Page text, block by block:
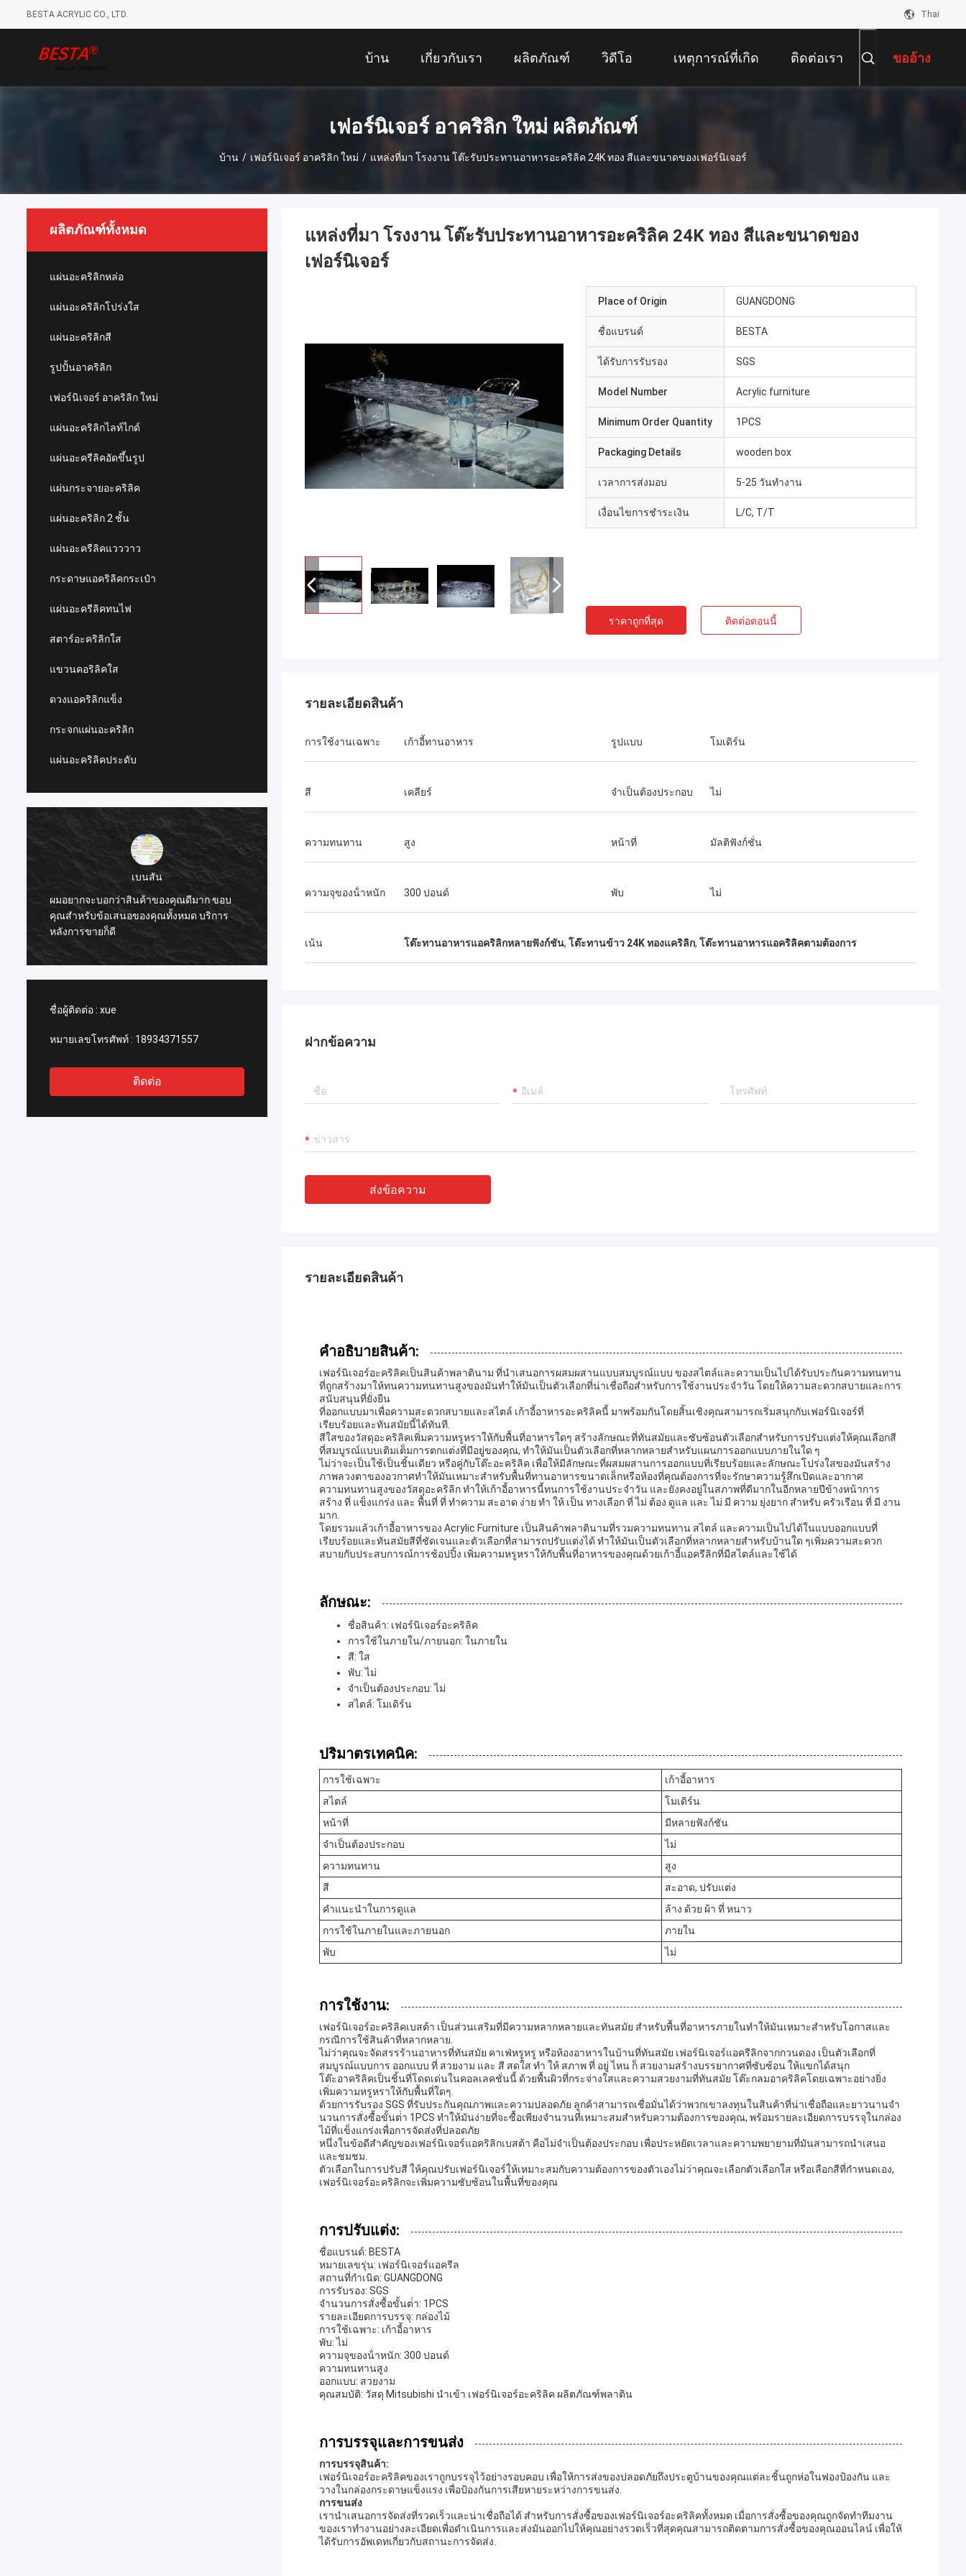
BESTA ACRYLIC CO., LTD. Thai
บ้าน เกี่ยวกับเรา ผลิตภัณฑ์ วิดีโอ เหตุการณ์ที่เกิด ติดต่อเรา ขออ้าง
เฟอร์นิเจอร์ อาคริลิก ใหม่ ผลิตภัณฑ์
บ้าน / เฟอร์นิเจอร์ อาคริลิก ใหม่ / แหล่งที่มา โรงงาน โต๊ะรับประทานอาหารอะคริลิค 24K ทอง สีและขนาดของเฟอร์นิเจอร์
ผลิตภัณฑ์ทั้งหมด
แผ่นอะคริลิกหล่อ
แผ่นอะคริลิกโปร่งใส
แผ่นอะคริลิกสี
รูปปั้นอาคริลิก
เฟอร์นิเจอร์ อาคริลิก ใหม่
แผ่นอะคริลิกไลท์ไกด์
แผ่นอะครีลิคอัดขึ้นรูป
แผ่นกระจายอะคริลิค
แผ่นอะคริลิก 2 ชั้น
แผ่นอะครีลิคแวววาว
กระดาษแอคริลิคกระเป๋า
แผ่นอะครีลิคทนไฟ
สตาร์อะคริลิกใส
แขวนคอริลิคใส
ดวงแอคริลิกแข็ง
กระจกแผ่นอะคริลิก
แผ่นอะคริลิคประดับ
เบนสัน
ผมอยากจะบอกว่าสินค้าของคุณดีมาก ขอบ
คุณสําหรับข้อเสนอของคุณทั้งหมด บริการ
หลังการขายก็ดี
ผมอยากจะบอกว่าสินค้าของคุณดีมาก ขอบ
คุณสําหรับข้อเสนอของคุณทั้งหมด บริการ
ชื่อผู้ติดต่อ : xue
หมายเลขโทรศัพท์ : 18934371557
ติดต่อ
แหล่งที่มา โรงงาน โต๊ะรับประทานอาหารอะคริลิค 24K ทอง สีและขนาดของ
เฟอร์นิเจอร์
Place of Origin GUANGDONG
ชื่อแบรนด์ BESTA
ได้รับการรับรอง SGS
Model Number Acrylic furniture
Minimum Order Quantity 1PCS
Packaging Details wooden box
เวลาการส่งมอบ 5-25 วันทำงาน
เงื่อนไขการชำระเงิน L/C, T/T
ราคาถูกที่สุด ติดต่อตอนนี้
รายละเอียดสินค้า
การใช้งานเฉพาะ เก้าอี้ทานอาหาร รูปแบบ โมเดิร์น
สี เคลียร์ จำเป็นต้องประกอบ ไม่
ความทนทาน สูง หน้าที่ มัลติฟังก์ชั่น
ความจุของน้ําหนัก 300 ปอนด์ พับ ไม่
เน้น โต๊ะทานอาหารแอคริลิกหลายฟังก์ชัน, โต๊ะทานข้าว 24K ทองแคริลิก, โต๊ะทานอาหารแอคริลิคตามต้องการ
ฝากข้อความ
ส่งข้อความ
รายละเอียดสินค้า
คําอธิบายสินค้า:
เฟอร์นิเจอร์อะคริลิคเป็นสินค้าพลาตินาม ที่นําเสนอการผสมผสานแบบสมบูรณ์แบบ ของสไตล์และความเป็นไปได้รับประกันความทนทาน
ที่ถูกสร้างมาให้ทนความทนทานสูงของมันทําให้มันเป็นตัวเลือกที่น่าเชื่อถือสําหรับการใช้งานประจําวัน โดยให้ความสะดวกสบายและการ
สนับสนุนที่ยั่งยืน
ที่ออกแบบมาเพื่อความสะดวกสบายและสไตล์ เก้าอี้อาหารอะคริลิคนี้ มาพร้อมกันโดยสิ้นเชิงคุณสามารถเริ่มสนุกกับเฟอร์นิเจอร์ที่
เรียบร้อยและทันสมัยนี้ได้ทันที.
สีใสของวัสดุอะคริลิคเพิ่มความหรูหราให้กับพื้นที่อาหารใดๆ สร้างลักษณะที่ทันสมัยและซับซ้อนตัวเลือกสําหรับการปรับแต่งให้คุณเลือกสี
ที่สมบูรณ์แบบเติมเต็มการตกแต่งที่มีอยู่ของคุณ, ทําให้มันเป็นตัวเลือกที่หลากหลายสําหรับแผนการออกแบบภายในใด ๆ
ไม่ว่าจะเป็นใช้เป็นชิ้นเดียว หรือคู่กับโต๊ะอะคริลิค เพื่อให้มีลักษณะที่ผสมผสานการออกแบบที่เรียบร้อยและลักษณะโปร่งใสของมันสร้าง
ภาพลวงตาของอวกาศทําให้มันเหมาะสําหรับพื้นที่ทานอาหารขนาดเล็กหรือห้องที่คุณต้องการที่จะรักษาความรู้สึกเปิดและอากาศ
ความทนทานสูงของวัสดุอะคริลิก ทําให้เก้าอี้อาหารนี้ทนการใช้งานประจําวัน และยังคงอยู่ในสภาพที่ดีมากในอีกหลายปีข้างหน้าการ
สร้าง ที่ แข็งแกร่ง และ พื้นที่ ที่ ทําความ สะอาด ง่าย ทํา ให้ เป็น ทางเลือก ที่ ไม่ ต้อง ดูแล และ ไม่ มี ความ ยุ่งยาก สําหรับ ครัวเรือน ที่ มี งาน
มาก.
โดยรวมแล้วเก้าอี้อาหารของ Acrylic Furniture เป็นสินค้าพลาตินามที่รวมความทนทาน สไตล์ และความเป็นไปได้ในแบบออกแบบที่
เรียบร้อยและทันสมัยสีที่ชัดเจนและตัวเลือกที่สามารถปรับแต่งได้ ทําให้มันเป็นตัวเลือกที่หลากหลายสําหรับบ้านใด ๆเพิ่มความสะดวก
สบายกับประสบการณ์การช้อปปิ้ง เพิ่มความหรูหราให้กับพื้นที่อาหารของคุณด้วยเก้าอี้แอครีลิกที่มีสไตล์และใช้ได้
ลักษณะ:
ชื่อสินค้า: เฟอร์นิเจอร์อะคริลิค
การใช้ในภายใน/ภายนอก: ในภายใน
สี: ใส
พับ: ไม่
จําเป็นต้องประกอบ: ไม่
สไตล์: โมเดิร์น
ปริมาตรเทคนิค:
การใช้เฉพาะ
เก้าอี้อาหาร
สไตล์
โมเดิร์น
หน้าที่
มีหลายฟังก์ชัน
จําเป็นต้องประกอบ
ไม่
ความทนทาน
สูง
สี
สะอาด, ปรับแต่ง
คําแนะนําในการดูแล
ล้าง ด้วย ผ้า ที่ หนาว
การใช้ในภายในและภายนอก
ภายใน
พับ
ไม่
การใช้งาน:
เฟอร์นิเจอร์อะคริลิคเบสต้า เป็นส่วนเสริมที่มีความหลากหลายและทันสมัย สําหรับพื้นที่อาหารภายในทําให้มันเหมาะสําหรับโอกาสและ
กรณีการใช้สินค้าที่หลากหลาย.
ไม่ว่าคุณจะจัดสรรร้านอาหารที่ทันสมัย คาเฟ่หรูหรู หรือห้องอาหารในบ้านที่ทันสมัย เฟอร์นิเจอร์แอครีลิกจากกวนดอง เป็นตัวเลือกที่
สมบูรณ์แบบการ ออกแบบ ที่ สวยงาม และ สี สดใส ทํา ให้ สภาพ ที่ อยู่ ไหน ก็ สวยงามสร้างบรรยากาศที่ซับซ้อน ให้แขกได้สนุก
โต๊ะอาคริลิคเป็นชิ้นที่โดดเด่นในคอลเลคชั่นนี้ ด้วยพื้นผิวที่กระจ่างใสและความสวยงามที่ทันสมัย โต๊ะกลมอาคริลิคโดยเฉพาะอย่างยิ่ง
เพิ่มความหรูหราให้กับพื้นที่ใดๆ.
ด้วยการรับรอง SGS ที่รับประกันคุณภาพและความปลอดภัย ลูกค้าสามารถเชื่อมั่นได้ว่าพวกเขาลงทุนในสินค้าที่น่าเชื่อถือและยาวนานจํา
นวนการสั่งซื้อขั้นต่ํา 1PCS ทําให้มันง่ายที่จะซื้อเพียงจํานวนที่เหมาะสมสําหรับความต้องการของคุณ, พร้อมรายละเอียดการบรรจุในกล่อง
ไม้ที่แข็งแกร่งเพื่อการจัดส่งที่ปลอดภัย
หนึ่งในข้อดีสําคัญของเฟอร์นิเจอร์แอคริลิกเบสต้า คือไม่จําเป็นต้องประกอบ เพื่อประหยัดเวลาและความพยายามที่มันสามารถนําเสนอ
และชมชม.
ตัวเลือกในการปรับสี ให้คุณปรับเฟอร์นิเจอร์ให้เหมาะสมกับความต้องการของตัวเองไม่ว่าคุณจะเลือกตัวเลือกใส หรือเลือกสีที่กําหนดเอง,
เฟอร์นิเจอร์อะคริลิกจะเพิ่มความซับซ้อนในพื้นที่ของคุณ
การปรับแต่ง:
ชื่อแบรนด์: BESTA
หมายเลขรุ่น: เฟอร์นิเจอร์แอครีล
สถานที่กําเนิด: GUANGDONG
การรับรอง: SGS
จํานวนการสั่งซื้อขั้นต่ํา: 1PCS
รายละเอียดการบรรจุ: กล่องไม้
การใช้เฉพาะ: เก้าอี้อาหาร
พับ: ไม่
ความจุของน้ําหนัก: 300 ปอนด์
ความทนทานสูง
ออกแบบ: สวยงาม
คุณสมบัติ: วัสดุ Mitsubishi นําเข้า เฟอร์นิเจอร์อะคริลิค ผลิตภัณฑ์พลาติน
การบรรจุและการขนส่ง
การบรรจุสินค้า:
เฟอร์นิเจอร์อะคริลิคของเราถูกบรรจุไว้อย่างรอบคอบ เพื่อให้การส่งของปลอดภัยถึงประตูบ้านของคุณแต่ละชิ้นถูกห่อในฟองป้องกัน และ
วางในกล่องกระดาษแข็งแรง เพื่อป้องกันการเสียหายระหว่างการขนส่ง.
การขนส่ง
เรานําเสนอการจัดส่งที่รวดเร็วและน่าเชื่อถือได้ สําหรับการสั่งซื้อของเฟอร์นิเจอร์อะคริลิคทั้งหมด เมื่อการสั่งซื้อของคุณถูกจัดทําทีมงาน
ของเราทํางานอย่างละเอียดเพื่อดําเนินการและส่งมันออกไปให้คุณอย่างรวดเร็วที่สุดคุณสามารถติดตามการสั่งซื้อของคุณออนไลน์ เพื่อให้
ได้รับการอัพเดทเกี่ยวกับสถานะการจัดส่ง.